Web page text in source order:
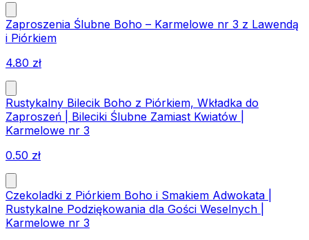
Zaproszenia Ślubne Boho – Karmelowe nr 3 z Lawendą
i Piórkiem
4.80 zł
Rustykalny Bilecik Boho z Piórkiem, Wkładka do
Zaproszeń | Bileciki Ślubne Zamiast Kwiatów |
Karmelowe nr 3
0.50 zł
Czekoladki z Piórkiem Boho i Smakiem Adwokata |
Rustykalne Podziękowania dla Gości Weselnych |
Karmelowe nr 3